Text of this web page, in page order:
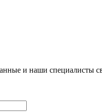
и наши специалисты